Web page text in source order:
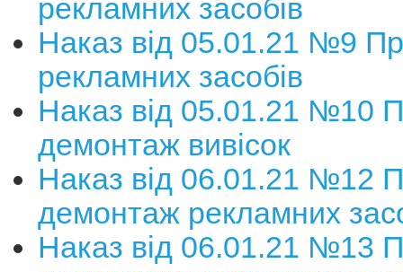
рекламних засобів
Наказ від 05.01.21 №9
рекламних засобів
Наказ від 05.01.21 №10
демонтаж вивісок
Наказ від 06.01.21 №12
демонтаж рекламних
Наказ від 06.01.21 №13